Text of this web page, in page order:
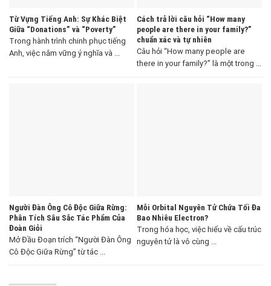
Từ Vựng Tiếng Anh: Sự Khác Biệt
Giữa “Donations” và “Poverty”
Trong hành trình chinh phục tiếng
Anh, việc nắm vững ý nghĩa và ...
Cách trả lời câu hỏi “How many
people are there in your family?”
chuẩn xác và tự nhiên
Câu hỏi “How many people are
there in your family?” là một trong ...
Người Đàn Ông Cô Độc Giữa Rừng:
Phân Tích Sâu Sắc Tác Phẩm Của
Đoàn Giỏi
Mở Đầu Đoạn trích “Người Đàn Ông
Cô Độc Giữa Rừng” từ tác ...
Mỗi Orbital Nguyên Tử Chứa Tối Đa
Bao Nhiêu Electron?
Trong hóa học, việc hiểu về cấu trúc
nguyên tử là vô cùng ...